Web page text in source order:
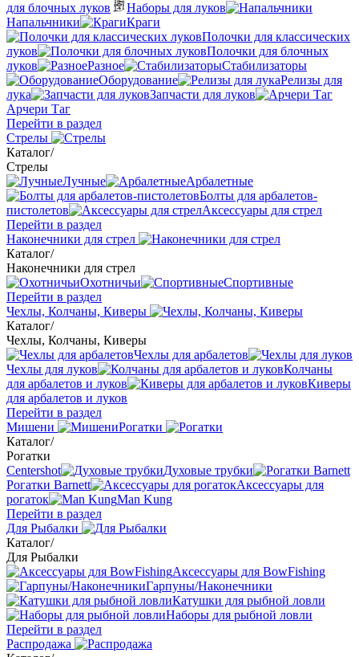
для блочных луков
Наборы для луков
Напальчники
Краги
Полочки для классических
луков
Полочки для блочных
луков
Разное
Стабилизаторы
Оборудование
Релизы для
лука
Запчасти для луков
Арчери Таг
Перейти в раздел
Стрелы
Каталог/
Стрелы
Лучные
Арбалетные
Болты для арбалетов-
пистолетов
Аксессуары для стрел
Перейти в раздел
Наконечники для стрел
Каталог/
Наконечники для стрел
Охотничьи
Спортивные
Перейти в раздел
Чехлы, Колчаны, Киверы
Каталог/
Чехлы, Колчаны, Киверы
Чехлы для арбалетов
Чехлы для луков
Колчаны
для арбалетов и луков
Киверы
для арбалетов и луков
Перейти в раздел
Мишени
Рогатки
Каталог/
Рогатки
Centershot
Духовые трубки
Рогатки Barnett
Аксессуары для
рогаток
Man Kung
Перейти в раздел
Для Рыбалки
Каталог/
Для Рыбалки
Аксессуары для BowFishing
Гарпуны/Наконечники
Катушки для рыбной ловли
Наборы для рыбной ловли
Перейти в раздел
Распродажа